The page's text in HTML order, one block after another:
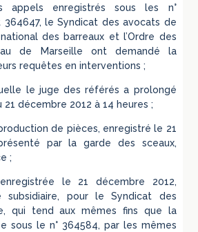
appels enregistrés sous les n°
364647, le Syndicat des avocats de
des barreaux et l’Ordre des
de Marseille ont demandé la
requêtes en interventions ;
le juge des référés a prolongé
21 décembre 2012 à 14 heures ;
de pièces, enregistré le 21
par la garde des sceaux,
;
le 21 décembre 2012,
pour le Syndicat des
qui tend aux mêmes fins que la
sous le n° 364584, par les mêmes